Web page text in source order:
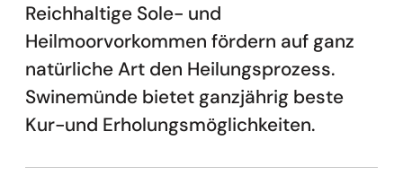
Reichhaltige Sole- und
Heilmoorvorkommen fördern auf ganz
natürliche Art den Heilungsprozess.
Swinemünde bietet ganzjährig beste
Kur-und Erholungsmöglichkeiten.